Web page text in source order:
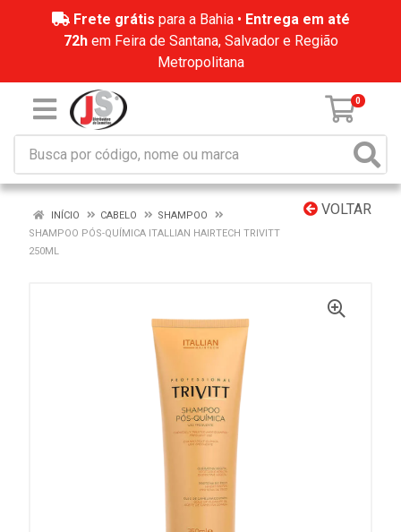
Frete grátis para a Bahia • Entrega em até
72hem Feira de Santana, Salvador e Região
Metropolitana
0
VOLTAR
INÍCIO CABELO
SHAMPOO
SHAMPOO PÓS-QUÍMICA ITALLIAN HAIRTECH TRIVITT
250ML